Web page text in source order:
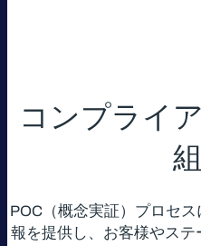
コンプライ
POC（概念実証）プロセ
報を提供し、お客様やス